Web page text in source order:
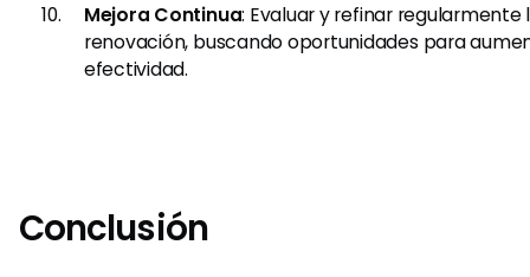
Mejora Continua: Evaluar y refinar regularmente
renovación, buscando oportunidades para
efectividad.
Conclusión